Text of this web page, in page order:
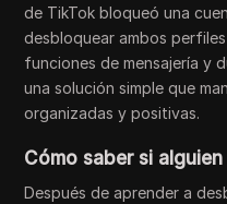
de TikTok bloqueó una
desbloquear ambos
funciones de mensajería y
una solución simple que
organizadas y positivas.
Cómo saber si
Después de aprender a